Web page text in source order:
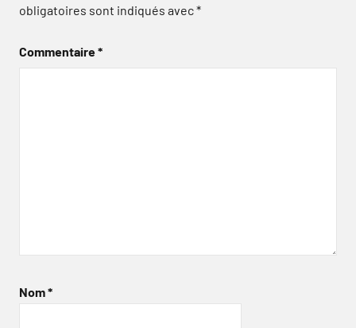
obligatoires sont indiqués avec*
Commentaire*
Nom*